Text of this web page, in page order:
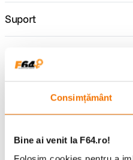
Consimțământ
Bine ai venit la F64.ro!
Suport